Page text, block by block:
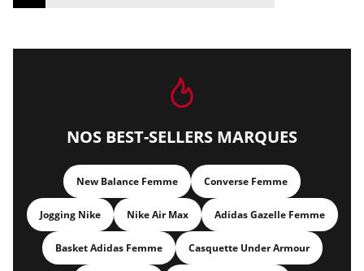
NOS BEST-SELLERS MARQUES
New Balance Femme Converse Femme
Jogging Nike Nike Air Max Adidas Gazelle Femme
Basket Adidas Femme Casquette Under Armour